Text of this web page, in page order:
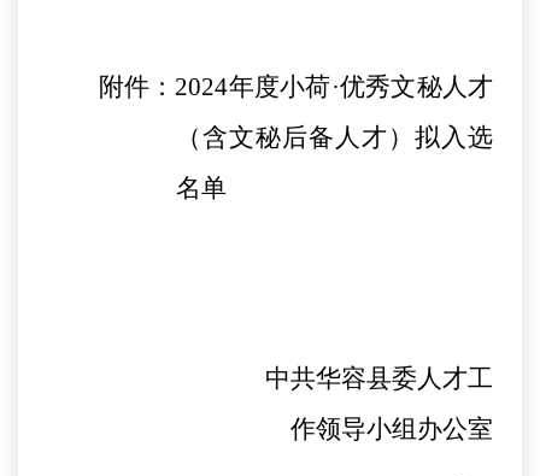
附件： 2024年度小荷·优秀文秘人才
（含文秘后备人才）拟入选
名单
中共华容县委人才工
作领导小组办公室